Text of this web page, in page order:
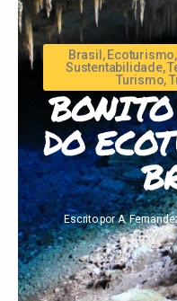
Brasil , Ecoturismo,
Sustentabilidade,
Turismo,
DO
Escrito porA.